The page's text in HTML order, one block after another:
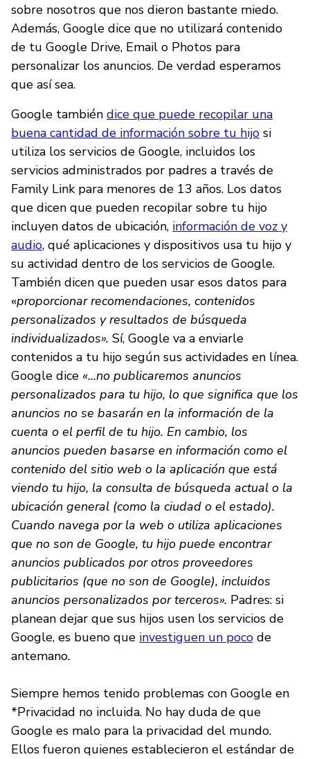
sobre nosotros que nos dieron bastante miedo.
Además, Google dice que no utilizará contenido
de tu Google Drive, Email o Photos para
personalizar los anuncios. De verdad esperamos
que así sea.
Google también dice que puede recopilar una
buena cantidad de información sobre tu hijo si
utiliza los servicios de Google, incluidos los
servicios administrados por padres a través de
Family Link para menores de 13 años. Los datos
que dicen que pueden recopilar sobre tu hijo
incluyen datos de ubicación, información de voz y
audio, qué aplicaciones y dispositivos usa tu hijo y
su actividad dentro de los servicios de Google.
También dicen que pueden usar esos datos para
«proporcionar recomendaciones, contenidos
personalizados y resultados de búsqueda
individualizados». Sí, Google va a enviarle
contenidos a tu hijo según sus actividades en línea.
Google dice «...no publicaremos anuncios
personalizados para tu hijo, lo que significa que los
anuncios no se basarán en la información de la
cuenta o el perfil de tu hijo. En cambio, los
anuncios pueden basarse en información como el
contenido del sitio web o la aplicación que está
viendo tu hijo, la consulta de búsqueda actual o la
ubicación general (como la ciudad o el estado).
Cuando navega por la web o utiliza aplicaciones
que no son de Google, tu hijo puede encontrar
anuncios publicados por otros proveedores
publicitarios (que no son de Google), incluidos
anuncios personalizados por terceros». Padres: si
planean dejar que sus hijos usen los servicios de
Google, es bueno que investiguen un poco de
antemano.
Siempre hemos tenido problemas con Google en
*Privacidad no incluida. No hay duda de que
Google es malo para la privacidad del mundo.
Ellos fueron quienes establecieron el estándar de